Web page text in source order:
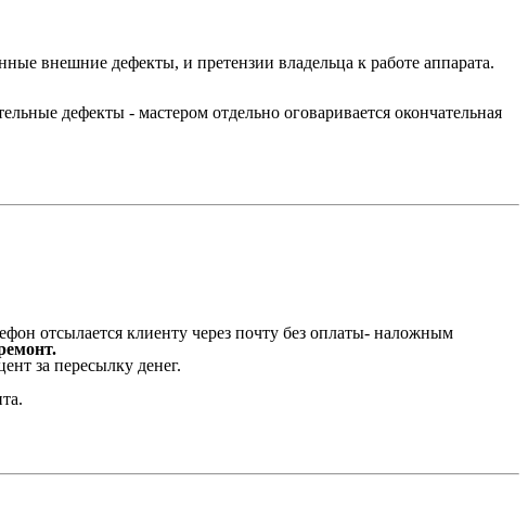
внешние дефекты, и претензии владельца к работе аппарата.
дефекты - мастером отдельно оговаривается окончательная
отсылается клиенту через почту без оплаты- наложным
за пересылку денег.